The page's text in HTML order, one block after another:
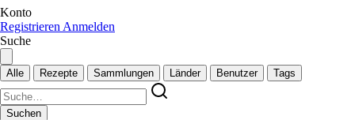
Konto
Registrieren Anmelden
Suche
Alle Rezepte Sammlungen Länder Benutzer Tags
Suchen